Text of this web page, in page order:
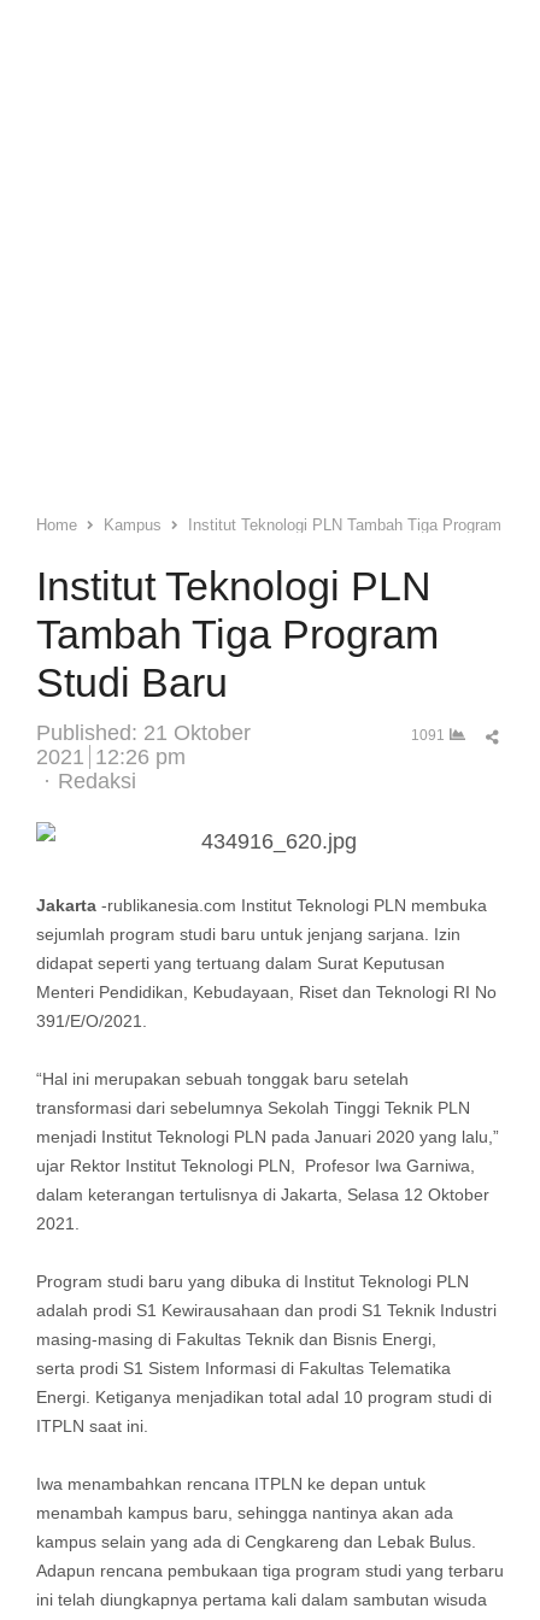
Home Kampus Institut Teknologi PLN Tambah Tiga Program
Institut Teknologi PLN
Tambah Tiga Program
Studi Baru
Published: 21 Oktober
2021 12:26 pm
Author
Redaksi
1091
Jakarta-rublikanesia.com Institut Teknologi PLN membuka
sejumlah program studi baru untuk jenjang sarjana. Izin
didapat seperti yang tertuang dalam Surat Keputusan
Menteri Pendidikan, Kebudayaan, Riset dan Teknologi RI No
391/E/O/2021.
“Hal ini merupakan sebuah tonggak baru setelah
transformasi dari sebelumnya Sekolah Tinggi Teknik PLN
menjadi Institut Teknologi PLN pada Januari 2020 yang lalu,”
ujar Rektor Institut Teknologi PLN, Profesor Iwa Garniwa,
dalam keterangan tertulisnya di Jakarta, Selasa 12 Oktober
2021.
Program studi baru yang dibuka di Institut Teknologi PLN
adalah prodi S1 Kewirausahaan dan prodi S1 Teknik Industri
masing-masing di Fakultas Teknik dan Bisnis Energi,
serta prodi S1 Sistem Informasi di Fakultas Telematika
Energi. Ketiganya menjadikan total adal 10 program studi di
ITPLN saat ini.
Iwa menambahkan rencana ITPLN ke depan untuk
menambah kampus baru, sehingga nantinya akan ada
kampus selain yang ada di Cengkareng dan Lebak Bulus.
Adapun rencana pembukaan tiga program studi yang terbaru
ini telah diungkapnya pertama kali dalam sambutan wisuda